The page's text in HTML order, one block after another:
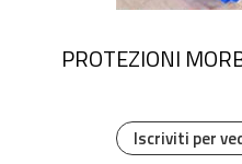
Iscriviti per
PROTEZIONI